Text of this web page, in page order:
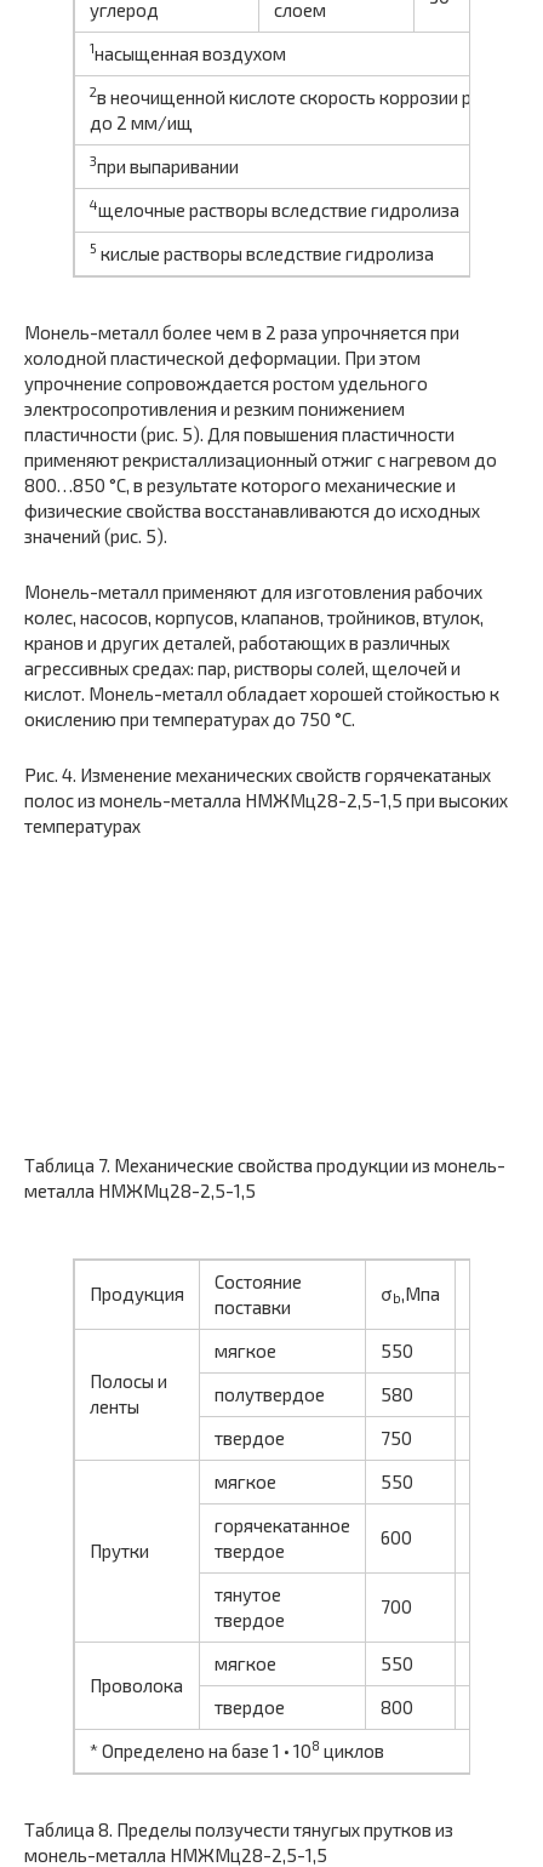
углерод слоем
1насыщенная воздухом
2в неочищенной кислоте скорость коррозии резко
до 2 мм/ищ
3при выпаривании
4щелочные растворы вследствие гидролиза
5 кислые растворы вследствие гидролиза
Монель-металл более чем в 2 раза упрочняется при
холодной пластической деформации. При этом
упрочнение сопровождается ростом удельного
электросопротивления и резким понижением
пластичности (рис. 5). Для повышения пластичности
применяют рекристаллизационный отжиг с нагревом до
800…850 °С, в результате которого механические и
физические свойства восстанавливаются до исходных
значений (рис. 5).
Монель-металл применяют для изготовления рабочих
колес, насосов, корпусов, клапанов, тройников, втулок,
кранов и других деталей, работающих в различных
агрессивных средах: пар, ристворы солей, щелочей и
кислот. Монель-металл обладает хорошей стойкостью к
окислению при температурах до 750 °С.
Рис. 4. Изменение механических свойств горячекатаных
полос из монель-металла НМЖМц28-2,5-1,5 при высоких
температурах
Таблица 7. Механические свойства продукции из монель-
металла НМЖМц28-2,5-1,5
Продукция
Состояние
поставки
σb,Мпа
Полосы и
ленты
мягкое 550
полутвердое
580
твердое
750
Прутки
мягкое 550
горячекатанное
твердое
600
тянутое
твердое
700
Проволока
мягкое 550
твердое
800
* Определено на базе 1 • 108 циклов
Таблица 8. Пределы ползучести тянугых прутков из
монель-металла НМЖМц28-2,5-1,5